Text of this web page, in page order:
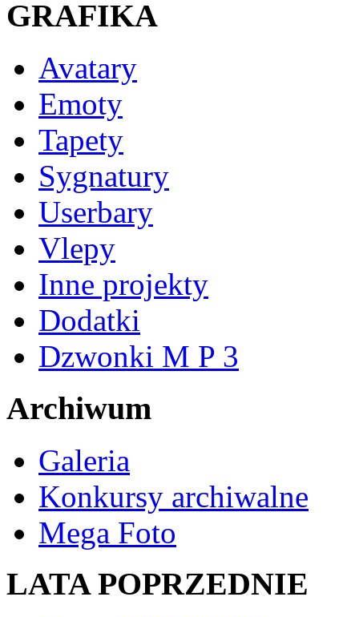
GRAFIKA
Avatary
Emoty
Tapety
Sygnatury
Userbary
Vlepy
Inne projekty
Dodatki
Dzwonki M P 3
Archiwum
Galeria
Konkursy archiwalne
Mega Foto
LATA POPRZEDNIE